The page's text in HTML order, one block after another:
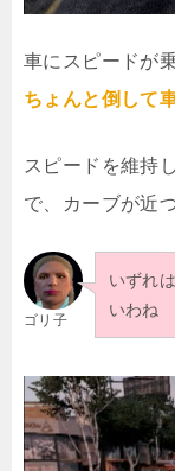
車にスピードが
ちょんと倒して
スピードを維持
で、カーブが近
ゴリ子
いずれ
いわね